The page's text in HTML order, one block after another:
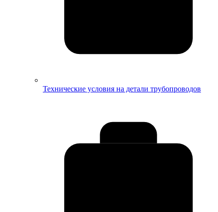
Технические условия на детали трубопроводов